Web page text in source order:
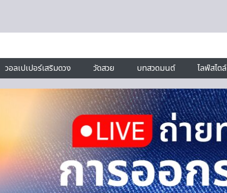
วอลเปเปอร์เสริมดวง วัดสวย บทสวดมนต์ ไลฟ์สไตล์